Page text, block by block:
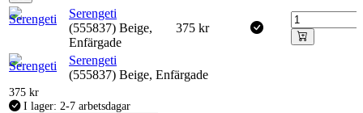
Serengeti
(555837) Beige,
Enfärgade
375 kr
Serengeti
(555837) Beige, Enfärgade
375 kr
I lager: 2-7 arbetsdagar